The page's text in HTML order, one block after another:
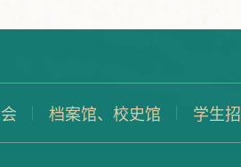
档案馆、校史馆 学生